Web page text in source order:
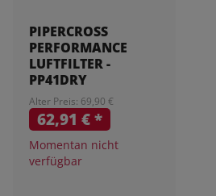
PIPERCROSS
PERFORMANCE
LUFTFILTER -
PP41DRY
Alter Preis: 69,90 €
62,91 €*
Momentan nicht
verfügbar